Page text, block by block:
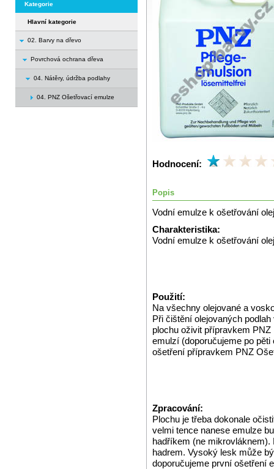
Kategorie
Hlavní kategorie
02. Barvy na dřevo
Povrchová ochrana dřeva
04. Nátěry, údržba podlahy
04. PNZ Ošetřovací emulze
Hodnocení:
Popis
Vodní emulze k ošetřování
Charakteristika:
Vodní emulze k ošetřování
Použití:
Na všechny olejované a
Při čištění olejovaných
plochu oživit přípravkem
emulzí (doporučujeme po
ošetření přípravkem PNZ
Zpracování:
Plochu je třeba dokonale
velmi tence nanese emulze
hadříkem (ne
hadrem. Vysoký lesk může
doporučujeme první ošetření